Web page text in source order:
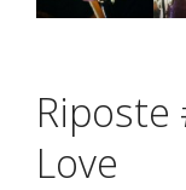
Riposte
Love